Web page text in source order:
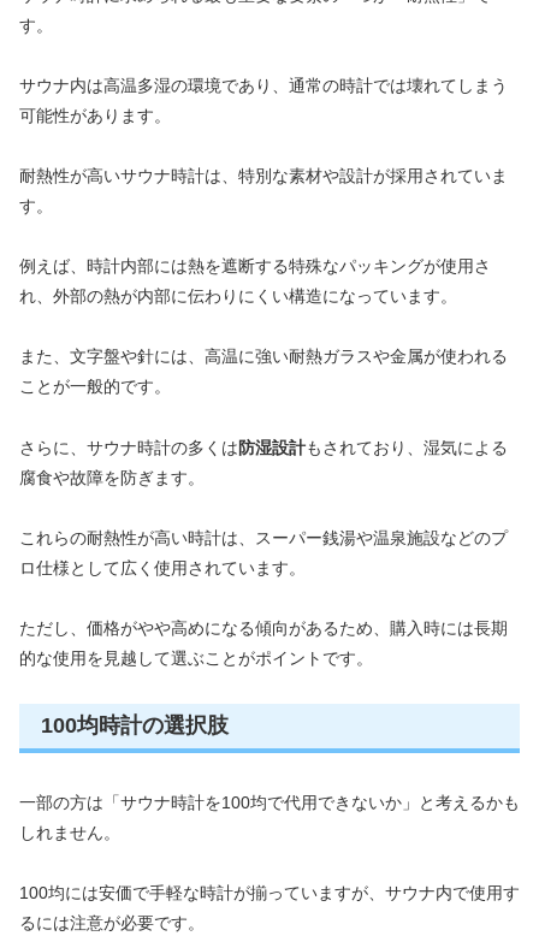
す。
サウナ内は高温多湿の環境であり、通常の時計では壊れてしまう
可能性があります。
耐熱性が高いサウナ時計は、特別な素材や設計が採用されていま
す。
例えば、時計内部には熱を遮断する特殊なパッキングが使用さ
れ、外部の熱が内部に伝わりにくい構造になっています。
また、文字盤や針には、高温に強い耐熱ガラスや金属が使われる
ことが一般的です。
さらに、サウナ時計の多くは防湿設計もされており、湿気による
腐食や故障を防ぎます。
これらの耐熱性が高い時計は、スーパー銭湯や温泉施設などのプ
ロ仕様として広く使用されています。
ただし、価格がやや高めになる傾向があるため、購入時には長期
的な使用を見越して選ぶことがポイントです。
100均時計の選択肢
一部の方は「サウナ時計を100均で代用できないか」と考えるかも
しれません。
100均には安価で手軽な時計が揃っていますが、サウナ内で使用す
るには注意が必要です。